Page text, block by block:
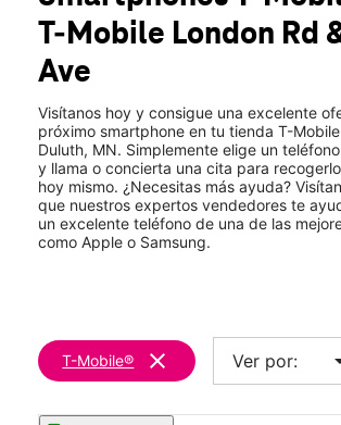
Vie.: 10:00 a.m. a 8:00 p.m.
Sáb.:10:00 a.m. a 8:00 p.m.
2108 London Road Duluth, MN 55812
T-Mobile London Rd
Ave
Visítanos hoy y consigue una excelente
próximo smartphone en tu tienda T-
Duluth, MN. Simplemente elige un
y llama o concierta una cita para
hoy mismo. ¿Necesitas más ayuda?
que nuestros expertos vendedores te
un excelente teléfono de una de las
como Apple o Samsung.
T-Mobile® clear Ver por: